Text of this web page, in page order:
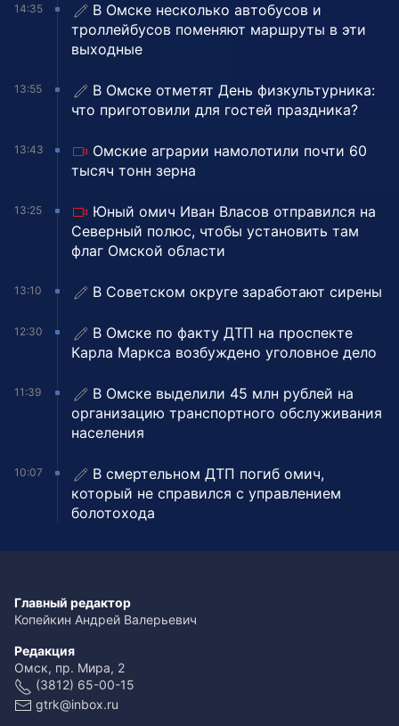
14:35
В Омске несколько автобусов и
троллейбусов поменяют маршруты в эти
выходные
13:55
В Омске отметят День физкультурника:
что приготовили для гостей праздника?
13:43
Омские аграрии намолотили почти 60
тысяч тонн зерна
13:25
Юный омич Иван Власов отправился на
Северный полюс, чтобы установить там
флаг Омской области
13:10 В Советском округе заработают сирены
12:30
В Омске по факту ДТП на проспекте
Карла Маркса возбуждено уголовное дело
11:39
В Омске выделили 45 млн рублей на
организацию транспортного обслуживания
населения
10:07
В смертельном ДТП погиб омич,
который не справился с управлением
болотохода
Главный редактор
Копейкин Андрей Валерьевич
Редакция
Омск, пр. Мира, 2
(3812) 65-00-15
gtrk@inbox.ru